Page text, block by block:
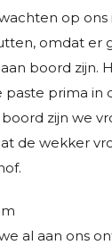
op ons
omdat er
boord zijn.
paste prima in
zijn we
de wekker
al aan ons